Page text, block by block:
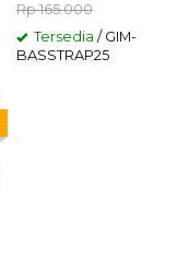
Rp 165.000
Tersedia / GIM-
BASSTRAP25